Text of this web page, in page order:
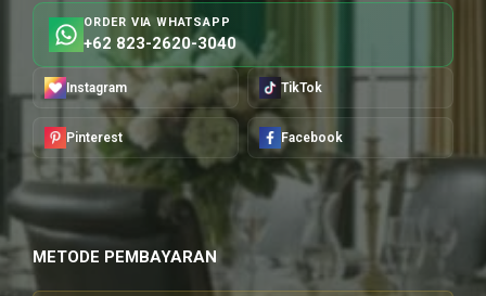
ORDER VIA WHATSAPP
+62 823-2620-3040
Instagram TikTok
Pinterest Facebook
METODE PEMBAYARAN